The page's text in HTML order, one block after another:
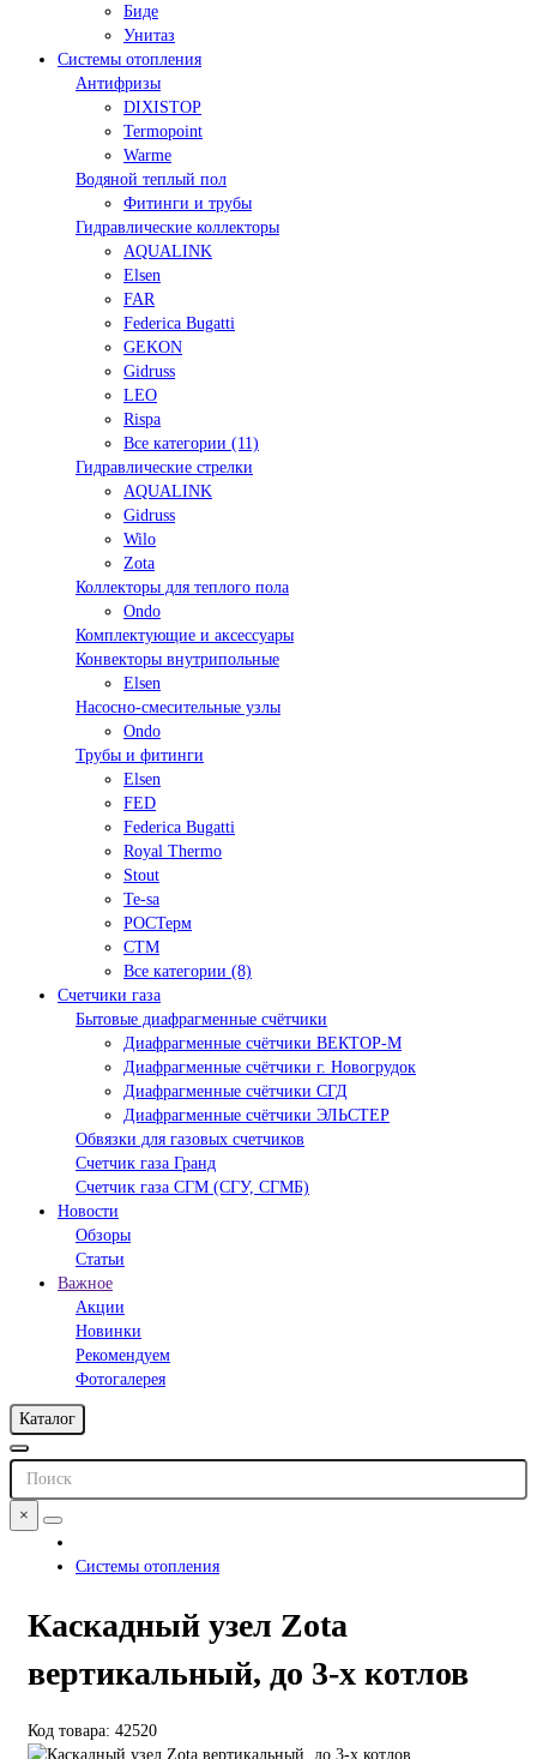
Биде
Унитаз
Системы отопления
Антифризы
DIXISTOP
Termopoint
Warme
Водяной теплый пол
Фитинги и трубы
Гидравлические коллекторы
AQUALINK
Elsen
FAR
Federica Bugatti
GEKON
Gidruss
LEO
Rispa
Все категории (11)
Гидравлические стрелки
AQUALINK
Gidruss
Wilo
Zota
Коллекторы для теплого пола
Ondo
Комплектующие и аксессуары
Конвекторы внутрипольные
Elsen
Насосно-смесительные узлы
Ondo
Трубы и фитинги
Elsen
FED
Federica Bugatti
Royal Thermo
Stout
Te-sa
РОСТерм
СТМ
Все категории (8)
Счетчики газа
Бытовые диафрагменные счётчики
Диафрагменные счётчики ВЕКТОР-М
Диафрагменные счётчики г. Новогрудок
Диафрагменные счётчики СГД
Диафрагменные счётчики ЭЛЬСТЕР
Обвязки для газовых счетчиков
Счетчик газа Гранд
Счетчик газа СГМ (СГУ, СГМБ)
Новости
Обзоры
Статьи
Важное
Акции
Новинки
Рекомендуем
Фотогалерея
Каталог
×
Системы отопления
Каскадный узел Zota
вертикальный, до 3-х котлов
Код товара: 42520